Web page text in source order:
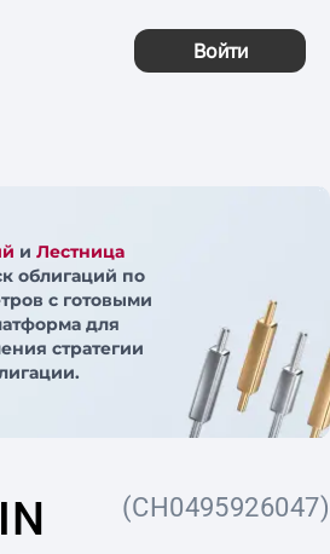
Войти
и Лестница
облигаций по
с готовыми
для
стратегии
(CH0495926047)